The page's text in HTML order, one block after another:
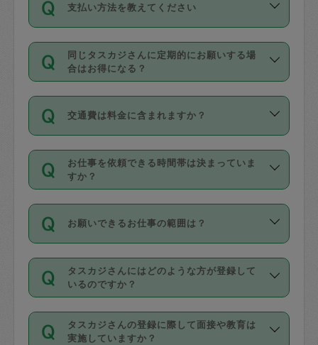
の上事前申請することが必要です。な
お、3時間を下回っても、値引き等はござ
いません。
身が価格を選んで設定しています。
タスカジさんの価格設定には最初は制限
があり、レビュー件数、レビューの平均
値、などで除々に設定可能な最高額が上
がっていく仕組みになっています。
支払い方法を教えてください
お支払方法はクレジットカード（Visa／
Master／JCB／AMERICAN EXPRESS／
Diners Club）のみとなります。
を行う際にご入力ください。プロフィー
ル登録時にはご入力いただかなくても大
丈夫です。
デビットカード・プリペイドカード（Vプ
リカ、au WALLETなど）は支払にはご利
銀行振込や現金払いも対応していませ
なお、タスカジさんの交通費も、依頼料
金のご請求と合わせてお支払いとなりま
動計算で表示されます。
同じタスカジさんに定期的にお願いする場
合はお得になる？
依頼には「スポット」と「定期（毎週｜
隔週）」があり、「定期」の依頼は「ス
ポット」よりお得な料金でご利用できま
す。
定期の最低利用回数は設けていない代わ
りに、一定数を超えたキャンセルは有償
（例：毎週定期の場合は３回以上のキャ
ンセルが有償（1200円、隔週定期の場合
は２回以上のキャンセルが有償（1200
交通費は料金に含まれますか？
交通費は依頼料金とは別途発生し、依頼
料金のご請求と合わせてお支払いとなり
ます。交通費の金額は「依頼の詳細」に
お仕事を依頼できる時間帯は決まっていま
すか？
時間帯は3種類あります。いずれも１回あ
たり３時間です。
・ＡＭ ９時～１２時
・ＰＭ １３時～１６時
・夜 １８時～２１時
開始時間を２時間前後変更することが可
お願いできるお仕事の範囲は？
掃除、整理収納、洗濯、買い物、料理、
作り置きです。タスカジさんによってで
きる仕事の範囲が異なりますので、依頼
する前にタスカジさんのプロフィールで
確認してください。
タスカジさんにはどのような方が登録して
いるのですか？
主婦として長年の家事経験をお持ちの
方、栄養士・調理師といった資格者で保
タスカジさんの登録に際して面接や教育は
実施していますか？